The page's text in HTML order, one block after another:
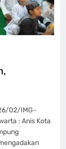
02/IMG-
: Anis Kota